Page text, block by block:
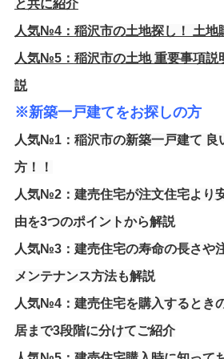
と共に紹介
人気№4： 稲沢市の土地探し！ 土地
人気№5： 稲沢市の土地 重要事項説
説
※新築一戸建てをお探しの方
人気№1： 稲沢市の新築一戸建て 良
方！！
人気№2： 建売住宅が注文住宅より
由を3つのポイントから解説
人気№3： 建売住宅の寿命の長さや
メンテナンス方法も解説
人気№4： 建売住宅を購入するとき
居まで3段階に分けてご紹介